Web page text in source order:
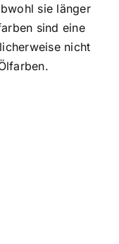
sie länger
sind eine
nicht